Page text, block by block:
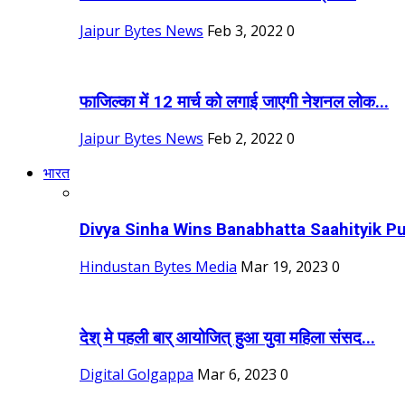
Jaipur Bytes News Feb 3, 2022 0
फाजिल्का में 12 मार्च को लगाई जाएगी नेशनल लोक...
Jaipur Bytes News Feb 2, 2022 0
भारत
Divya Sinha Wins Banabhatta Saahityik
Hindustan Bytes Media Mar 19, 2023 0
देश् मे पहली बार् आयोजित् हुआ युवा महिला संसद...
Digital Golgappa Mar 6, 2023 0